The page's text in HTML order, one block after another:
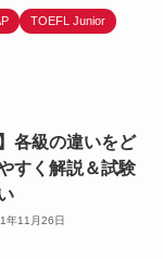
TOEFL Junior
各級の違いをど
すく解説＆試験
年11月26日